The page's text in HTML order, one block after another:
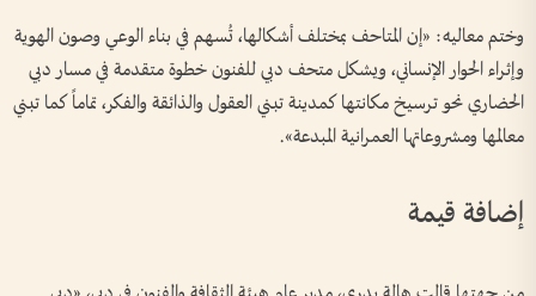
وختم معاليه: «إن المتاحف بمختلف أشكالها، تُسهم في بناء الوعي وصون الهوية
وإثراء الحوار الإنساني، ويشكل متحف دبي للفنون خطوة متقدمة في مسار دبي
الحضاري نحو ترسيخ مكانتها كمدينة تبني العقول والذائقة والفكر، تماماً كما تبني
معالمها ومشروعاتها العمرانية المبدعة».
إضافة قيمة